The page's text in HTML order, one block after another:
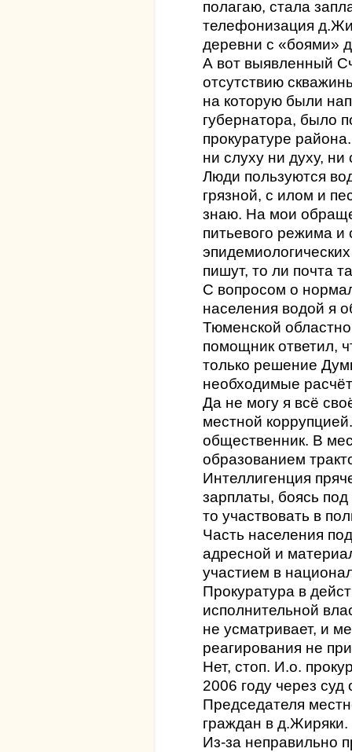
полагаю, стала
телефонизация
деревни с «боями»
А вот выявленный
отсутствию
на которую были
губернатора, было
прокуратуре
ни слуху ни духу,
Люди пользуются
грязной, с илом и
знаю. На мои
питьевого режима
пишут, то ли почта
С вопросом о
населения водой я
Тюменской
помощник ответил,
только решение
необходимые
Да не могу я всё
местной
общественник. В
образованием
Интеллигенция
зарплаты, боясь под
то участвовать в
Часть населения
адресной и
участием в
Прокуратура в
исполнительной
не усматривает, и
реагирования не
Нет, стоп. И.о.
2006 году через
Председателя
граждан в д.Жиряки.
Из-за неправильно